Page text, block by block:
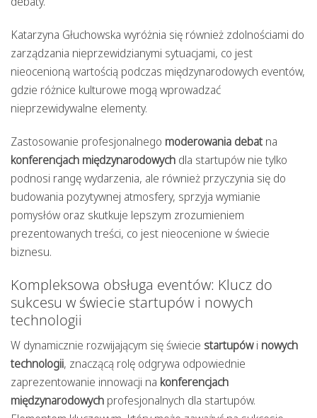
Katarzyna Głuchowska wyróżnia się również zdolnościami do
zarządzania nieprzewidzianymi sytuacjami, co jest
nieocenioną wartością podczas międzynarodowych eventów,
gdzie różnice kulturowe mogą wprowadzać
nieprzewidywalne elementy.
Zastosowanie profesjonalnego moderowania debatna
konferencjach międzynarodowych dla startupów nie tylko
podnosi rangę wydarzenia, ale również przyczynia się do
budowania pozytywnej atmosfery, sprzyja wymianie
pomysłów oraz skutkuje lepszym zrozumieniem
prezentowanych treści, co jest nieocenione w świecie
biznesu.
Kompleksowa obsługa eventów: Klucz do
sukcesu w świecie startupów i nowych
technologii
W dynamicznie rozwijającym się świecie startupówi nowych
technologii, znaczącą rolę odgrywa odpowiednie
zaprezentowanie innowacji na konferencjach
międzynarodowych profesjonalnych dla startupów.